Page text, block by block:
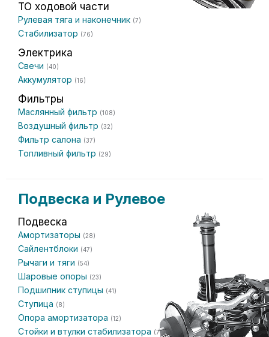
ТО ходовой части
Рулевая тяга и наконечник (7)
Стабилизатор (76)
Электрика
Свечи (40)
Аккумулятор (16)
Фильтры
Маслянный фильтр (108)
Воздушный фильтр (32)
Фильтр салона (37)
Топливный фильтр (29)
Подвеска и Рулевое
Подвеска
Амортизаторы (28)
Сайлентблоки (47)
Рычаги и тяги (54)
Шаровые опоры (23)
Подшипник ступицы (41)
Ступица (8)
Опора амортизатора (12)
Стойки и втулки стабилизатора (76)